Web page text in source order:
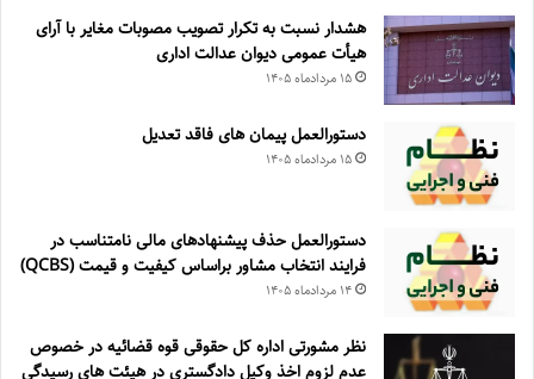
هشدار نسبت به تکرار تصویب مصوبات مغایر با آرای
هیأت عمومی دیوان عدالت اداری
۱۵ مرداد‌ماه ۱۴۰۵
دستورالعمل پیمان های فاقد تعدیل
۱۵ مرداد‌ماه ۱۴۰۵
دستورالعمل حذف پيشنهادهای مالی نامتناسب در
فرايند انتخاب مشاور براساس كيفيت و قيمت (QCBS)
۱۴ مرداد‌ماه ۱۴۰۵
نظر مشورتی اداره کل حقوقی قوه قضائیه در خصوص
عدم لزوم اخذ وکیل دادگستری در هیئت های رسیدگی